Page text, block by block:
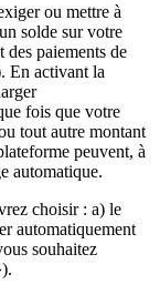
ou mettre à
solde sur votre
des paiements de
En activant la
fois que votre
tout autre montant
peuvent, à
automatique.
choisir : a) le
automatiquement
souhaitez